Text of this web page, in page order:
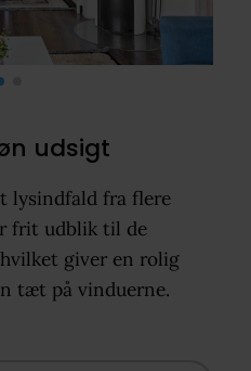
udsigt
lysindfald fra flere
frit udblik til de
giver en rolig
tæt på vinduerne.